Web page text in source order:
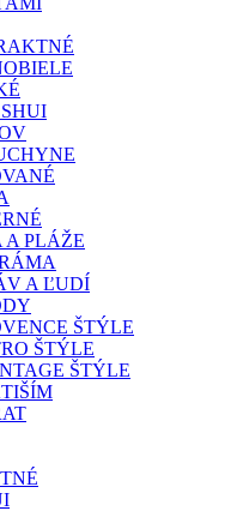
A PLÁŽE
A ĽUDÍ
ŠTÝLE
ŠTÝLE
ŠTÝLE